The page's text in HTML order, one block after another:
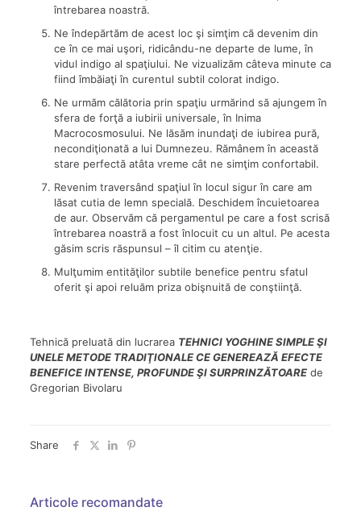
întrebarea noastră.
Ne îndepărtăm de acest loc şi simţim că devenim din
ce în ce mai uşori, ridicându-ne departe de lume, în
vidul indigo al spaţiului. Ne vizualizăm câteva minute ca
fiind îmbăiaţi în curentul subtil colorat indigo.
Ne urmăm călătoria prin spaţiu urmărind să ajungem în
sfera de forţă a iubirii universale, în Inima
Macrocosmosului. Ne lăsăm inundaţi de iubirea pură,
necondiţionată a lui Dumnezeu. Rămânem în această
stare perfectă atâta vreme cât ne simţim confortabil.
Revenim traversând spaţiul în locul sigur în care am
lăsat cutia de lemn specială. Deschidem încuietoarea
de aur. Observăm că pergamentul pe care a fost scrisă
întrebarea noastră a fost înlocuit cu un altul. Pe acesta
găsim scris răspunsul – îl citim cu atenţie.
Mulţumim entităţilor subtile benefice pentru sfatul
oferit şi apoi reluăm priza obişnuită de conştiinţă.
Tehnică preluată din lucrarea TEHNICI YOGHINE SIMPLE ŞI
UNELE METODE TRADIŢIONALE CE GENEREAZĂ EFECTE
BENEFICE INTENSE, PROFUNDE ŞI SURPRINZĂTOAREde
Gregorian Bivolaru
Share
Articole recomandate